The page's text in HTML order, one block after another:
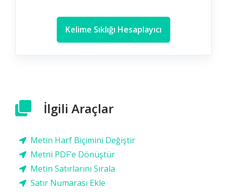
Kelime Sıklığı Hesaplayıcı
İlgili Araçlar
Metin Harf Biçimini Değiştir
Metni PDF’e Dönüştür
Metin Satırlarını Sırala
Satır Numarası Ekle